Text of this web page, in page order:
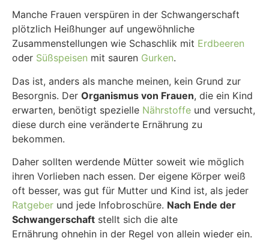
Manche Frauen verspüren in der Schwangerschaft
plötzlich Heißhunger auf ungewöhnliche
Zusammenstellungen wie Schaschlik mit Erdbeeren
oder Süßspeisen mit sauren Gurken.
Das ist, anders als manche meinen, kein Grund zur
Besorgnis. Der Organismus von Frauen, die ein Kind
erwarten, benötigt spezielle Nährstoffe und versucht,
diese durch eine veränderte Ernährung zu
bekommen.
Daher sollten werdende Mütter soweit wie möglich
ihren Vorlieben nach essen. Der eigene Körper weiß
oft besser, was gut für Mutter und Kind ist, als jeder
Ratgeber und jede Infobroschüre. Nach Ende der
Schwangerschaft stellt sich die alte
Ernährung ohnehin in der Regel von allein wieder ein.